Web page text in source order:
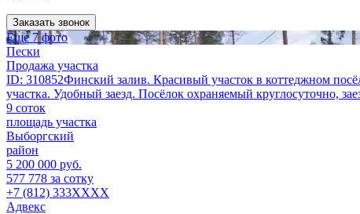
Заказать звонок
Еще 7 фото
Пески
Продажа участка
ID: 310852Финский залив. Красивый участок в коттеджном
участка. Удобный заезд. Посёлок охраняемый круглосуточно,
9 соток
площадь участка
Выборгский
район
5 200 000 руб.
577 778 за сотку
+7 (812) 333XXXX
Адвекс